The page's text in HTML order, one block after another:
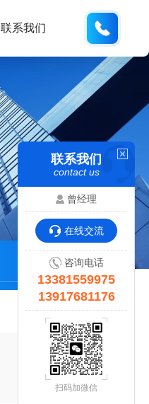
联系我们
联系我们
contact us
曾经理
在线交流
咨询电话
13381559975
13917681176
扫码加微信